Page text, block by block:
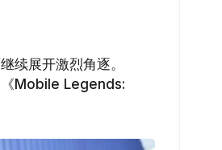
续展开激烈角逐。
《Mobile Legends: